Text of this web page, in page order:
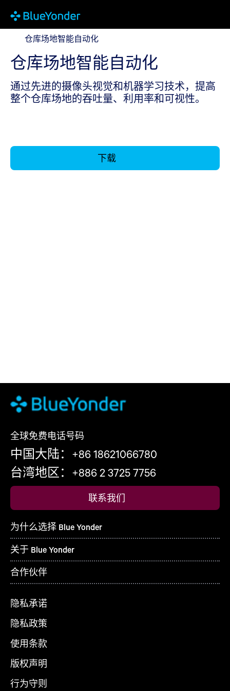
仓库场地智能自动化
仓库场地智能自动化
仓库场地智能自动化
通过先进的摄像头视觉和机器学习技术，提高
整个仓库场地的吞吐量、利用率和可视性。
下载
全球免费电话号码
中国大陆：+86 18621066780
台湾地区：+886 2 3725 7756
联系我们
为什么选择 Blue Yonder
关于 Blue Yonder
合作伙伴
隐私承诺
隐私政策
使用条款
版权声明
行为守则